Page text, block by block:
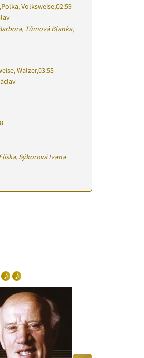
,Polka, Volksweise,02:59
Tůmová Blanka,
Walzer,03:55
Sýkorová Ivana